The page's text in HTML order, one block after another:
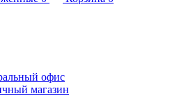
офис
магазин